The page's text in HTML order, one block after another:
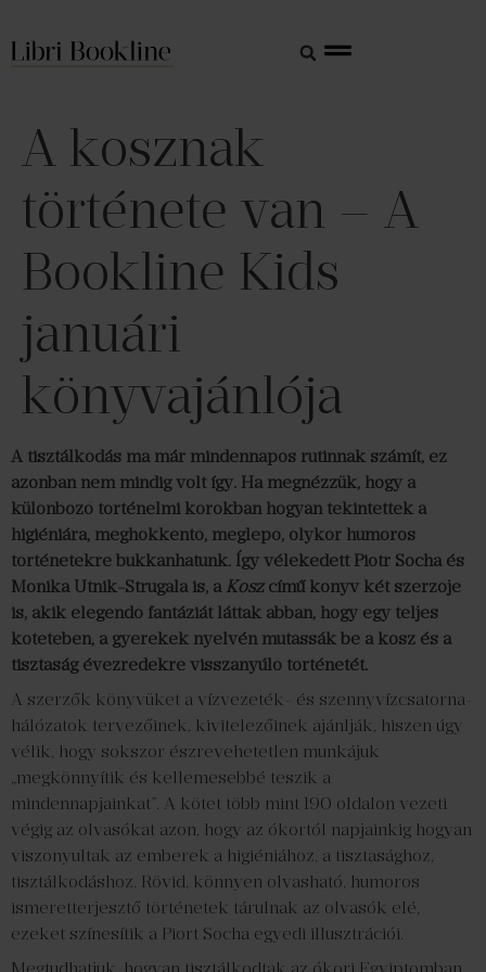
A kosznak
története van – A
Bookline Kids
januári
könyvajánlója
A tisztálkodás ma már mindennapos rutinnak számít, ez
azonban nem mindig volt így. Ha megnézzük, hogy a
különböző történelmi korokban hogyan tekintettek a
higiéniára, meghökkentő, meglepő, olykor humoros
történetekre bukkanhatunk. Így vélekedett Piotr Socha és
Monika Utnik-Strugala is, a Koszcímű könyv két szerzője
is, akik elegendő fantáziát láttak abban, hogy egy teljes
köteteben, a gyerekek nyelvén mutassák be a kosz és a
tisztaság évezredekre visszanyúló történetét.
A szerzők könyvüket a vízvezeték- és szennyvízcsatorna-
hálózatok tervezőinek, kivitelezőinek ajánlják, hiszen úgy
vélik, hogy sokszor észrevehetetlen munkájuk
„megkönnyítik és kellemesebbé teszik a
mindennapjainkat”. A kötet több mint 190 oldalon vezeti
végig az olvasókat azon, hogy az ókortól napjainkig hogyan
viszonyultak az emberek a higiéniához, a tisztasághoz,
tisztálkodáshoz. Rövid, könnyen olvasható, humoros
ismeretterjesztő történetek tárulnak az olvasók elé,
ezeket színesítik a Piort Socha egyedi illusztrációi.